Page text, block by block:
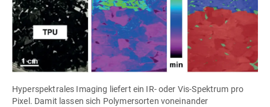
Hyperspektrales Imaging liefert ein IR- oder Vis-Spektrum pro
Pixel. Damit lassen sich Polymersorten voneinander